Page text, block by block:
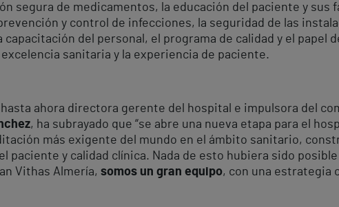
segura de medicamentos, la educación del paciente y sus
y control de infecciones, la seguridad de las
del personal, el programa de calidad y el papel
sanitaria y la experiencia de paciente.
hasta ahora directora gerente del hospital e impulsora del
, ha subrayado que “se abre una nueva etapa para el
más exigente del mundo en el ámbito sanitario,
paciente y calidad clínica. Nada de esto hubiera sido
Vithas Almería, somos un gran equipo, con una estrategia